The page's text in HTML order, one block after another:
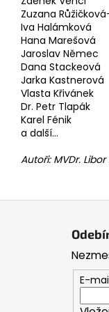
Zuzana
Iva Halámková
Hana Marešová
Jaroslav Němec
Dana Stackeová
Jarka Kastnerová
Vlasta Křivánek
Dr. Petr Tlapák
Karel Fénik
a další...
Autoři: MVDr.
E-